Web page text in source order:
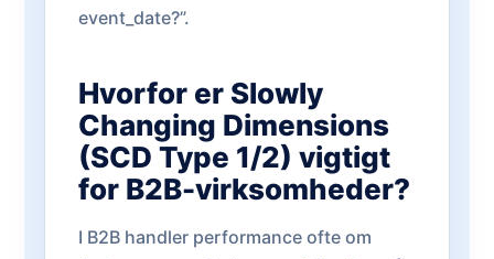
event_date?”.
Hvorfor er Slowly
Changing Dimensions
(SCD Type 1/2) vigtigt
for B2B-virksomheder?
I B2B handler performance ofte om